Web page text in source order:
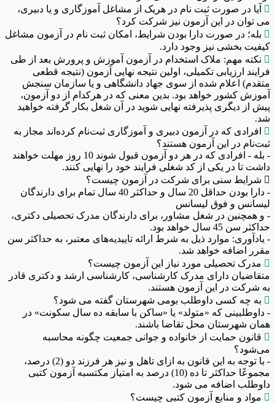

آیا در صورت ثبت نام در هریک از مشاغل آموزگاری و یا دبیری،
می توان در این آزمون نیز شرکت کرد؟
 بله؛ در صورت دارا بودن شرایط، امکان ثبت نام در آزمون مشاغل
کیفیت بخشی نیز وجود دارد.
 نکته مهم: ملاک استخدام در آزمون آموزش و پرورش بعد از طی
فرایند ارزیابی تکمیلی، اولین نتیجه نهایی آزمون (نتیجه قطعی
متقدم) اعلام شده از سوی جهاد دانشگاهی و یا سازمان سنجش
آموزش کشور خواهد بود. بدین معنی که در هرکدام از دو آزمون،
پیش از دیگری پذیرفته نهایی شوید در آن شغل بکار گرفته خواهید
شد.

افرادی که در آزمون دبیری و آموزگاری ثبت‌نام کرده‌اند مجاز به
ثبت‌نام در این آزمون هستند؟
- بله - افرادی که در هر دو آزمون قبول شوند 10 روز مهلت خواهند
داشت تا در یکی از کد شغلی فرایند خود را نهایی کنند.
 شرایط سنی برای شرکت در آزمون چیست؟
- دارا بودن حداقل 20 سال و حداکثر 40 سال تمام برای دارندگان
لیسانس و فوق لیسانس
- و همچنین در شغل مشاور، برای دارندگان مدرک تحصیلی دکتری،
حداکثر سن 45 سال خواهد بود.
- یادآوری: موارد ذیل به شرط ارائه تاییدیه‌های معتبر، به حداکثر سن
مقرر اضافه خواهد شد.
 مدرک تحصیلی مورد نیاز این آزمون چیست؟
متقاضیان دارای مدرک کارشناسی، کارشناسی ارشد و دکتری قادر
به شرکت در این آزمون هستند.
 به چه کسی داوطلب بومی شهرستان گفته می شود؟
- داوطلبینی که «متولد» یا «ساکن با سابقه ده سال سکونت» در
همان شهرستان محل تقاضا باشند.
 قانون حمایت از خانواده و جوانی جمعیت چگونه محاسبه
می‌شود؟
- با توجه به این قانون به ازای تاهل و نیز هر فرزند دو (2) درصد،
مجموعًا حداکثر تا ده (10) درصد به امتیاز مکتسبه آزمون کتبی
داوطلب اضافه می شود.
 مواد و منابع آزمون کتبی چیست؟